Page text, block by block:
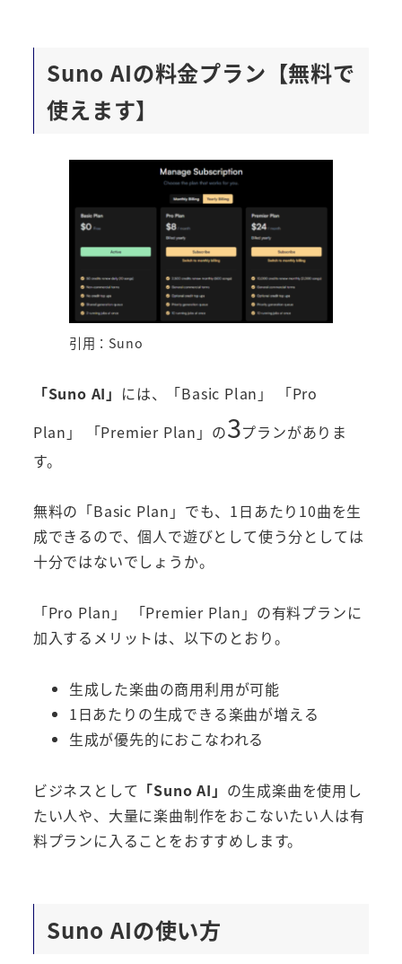
Suno AIの料金プラン【無料で
使えます】
引用：Suno
「Suno AI」 には、「Basic Plan」 「Pro
Plan」 「Premier Plan」の3プランがありま
す。
無料の「Basic Plan」でも、1日あたり10曲を生
成できるので、個人で遊びとして使う分としては
十分ではないでしょうか。
「Pro Plan」 「Premier Plan」の有料プランに
加入するメリットは、以下のとおり。
生成した楽曲の商用利用が可能
1日あたりの生成できる楽曲が増える
生成が優先的におこなわれる
ビジネスとして 「Suno AI」 の生成楽曲を使用し
たい人や、大量に楽曲制作をおこないたい人は有
料プランに入ることをおすすめします。
Suno AIの使い方